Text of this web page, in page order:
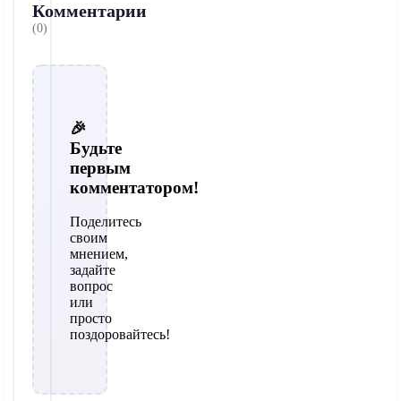
Комментарии
(0)
🎉
Будьте
первым
комментатором!
Поделитесь
своим
мнением,
задайте
вопрос
или
просто
поздоровайтесь!